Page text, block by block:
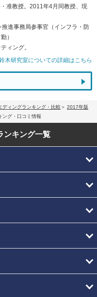
准教授。2011年4月同教授、現
進事務局参事官（インフラ・防
）
ィング。
木研究室についての詳細はこちら
ディングランキング・比較
2017年版
ング・口コミ情報
ンキング一覧